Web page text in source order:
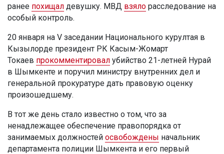
ранее похищал девушку. МВД взяло расследование на
особый контроль.
20 января на V заседании Национального курултая в
Кызылорде президент РК Касым-Жомарт
Токаев прокомментировал убийство 21-летней Нурай
в Шымкенте и поручил министру внутренних дел и
генеральной прокуратуре дать правовую оценку
произошедшему.
В тот же день стало известно о том, что за
ненадлежащее обеспечение правопорядка от
занимаемых должностей освобождены начальник
департамента полиции Шымкента и его первый